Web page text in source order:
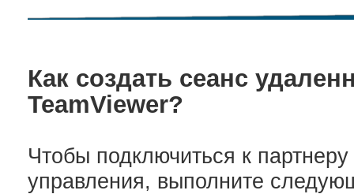
Как создать сеанс
TeamViewer?
Чтобы подключиться к
управления, выполните